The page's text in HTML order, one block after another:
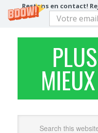
Restons en contact!